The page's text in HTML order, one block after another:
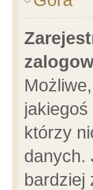
którzy
danych.
bardziej